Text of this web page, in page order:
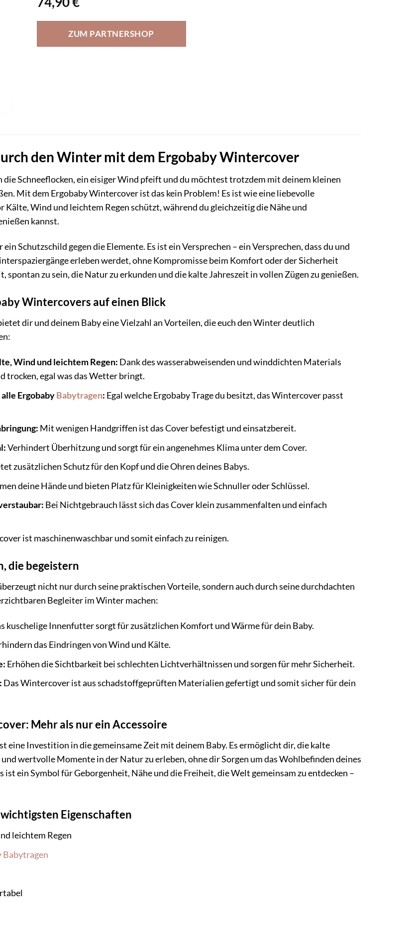
ZUM PARTNERSHOP
den Winter mit dem Ergobaby Wintercover
Schneeflocken, ein eisiger Wind pfeift und du möchtest trotzdem mit deinem kleinen
Mit dem Ergobaby Wintercover ist das kein Problem! Es ist wie eine liebevolle
Kälte, Wind und leichtem Regen schützt, während du gleichzeitig die Nähe und
kannst.
Schutzschild gegen die Elemente. Es ist ein Versprechen – ein Versprechen, dass du und
erleben werdet, ohne Kompromisse beim Komfort oder der Sicherheit
spontan zu sein, die Natur zu erkunden und die kalte Jahreszeit in vollen Zügen zu genießen.
Wintercovers auf einen Blick
dir und deinem Baby eine Vielzahl an Vorteilen, die euch den Winter deutlich
Wind und leichtem Regen: Dank des wasserabweisenden und winddichten Materials
trocken, egal was das Wetter bringt.
ErgobabyBabytragen: Egal welche Ergobaby Trage du besitzt, das Wintercover passt
Mit wenigen Handgriffen ist das Cover befestigt und einsatzbereit.
Verhindert Überhitzung und sorgt für ein angenehmes Klima unter dem Cover.
zusätzlichen Schutz für den Kopf und die Ohren deines Babys.
deine Hände und bieten Platz für Kleinigkeiten wie Schnuller oder Schlüssel.
Bei Nichtgebrauch lässt sich das Cover klein zusammenfalten und einfach
ist maschinenwaschbar und somit einfach zu reinigen.
die begeistern
nicht nur durch seine praktischen Vorteile, sondern auch durch seine durchdachten
Begleiter im Winter machen:
kuschelige Innenfutter sorgt für zusätzlichen Komfort und Wärme für dein Baby.
das Eindringen von Wind und Kälte.
Erhöhen die Sichtbarkeit bei schlechten Lichtverhältnissen und sorgen für mehr Sicherheit.
Das Wintercover ist aus schadstoffgeprüften Materialien gefertigt und somit sicher für dein
Mehr als nur ein Accessoire
eine Investition in die gemeinsame Zeit mit deinem Baby. Es ermöglicht dir, die kalte
wertvolle Momente in der Natur zu erleben, ohne dir Sorgen um das Wohlbefinden deines
ist ein Symbol für Geborgenheit, Nähe und die Freiheit, die Welt gemeinsam zu entdecken –
Eigenschaften
leichtem Regen
Babytragen